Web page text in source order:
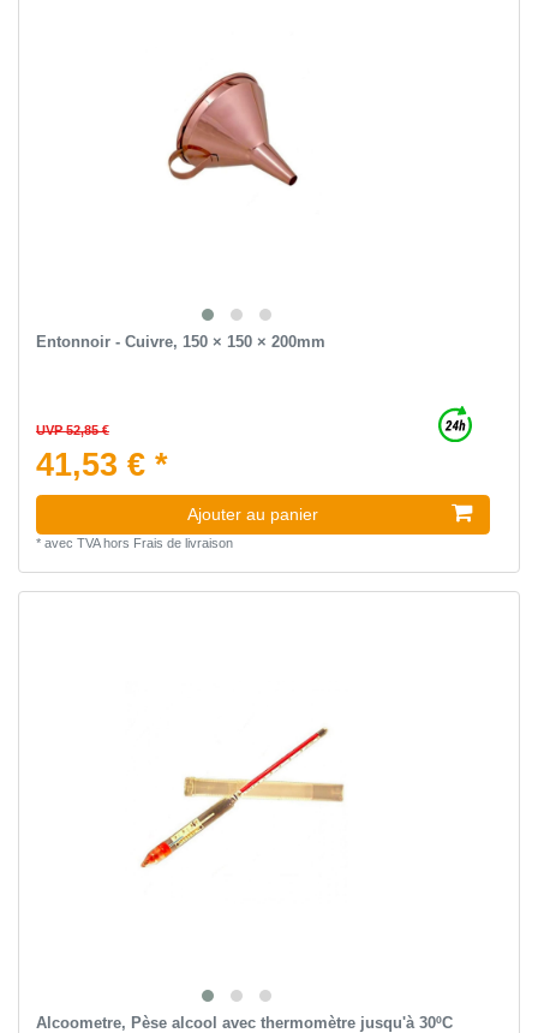
Entonnoir - Cuivre, 150 × 150 × 200mm
UVP 52,85 €
41,53 € *
Ajouter au panier
* avec TVAhors Frais de livraison
Alcoometre, Pèse alcool avec thermomètre jusqu'à 30ºC